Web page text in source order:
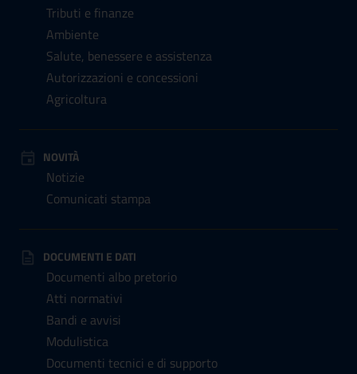
Tributi e finanze
Ambiente
Salute, benessere e assistenza
Autorizzazioni e concessioni
Agricoltura
NOVITÀ
Notizie
Comunicati stampa
DOCUMENTI E DATI
Documenti albo pretorio
Atti normativi
Bandi e avvisi
Modulistica
Documenti tecnici e di supporto